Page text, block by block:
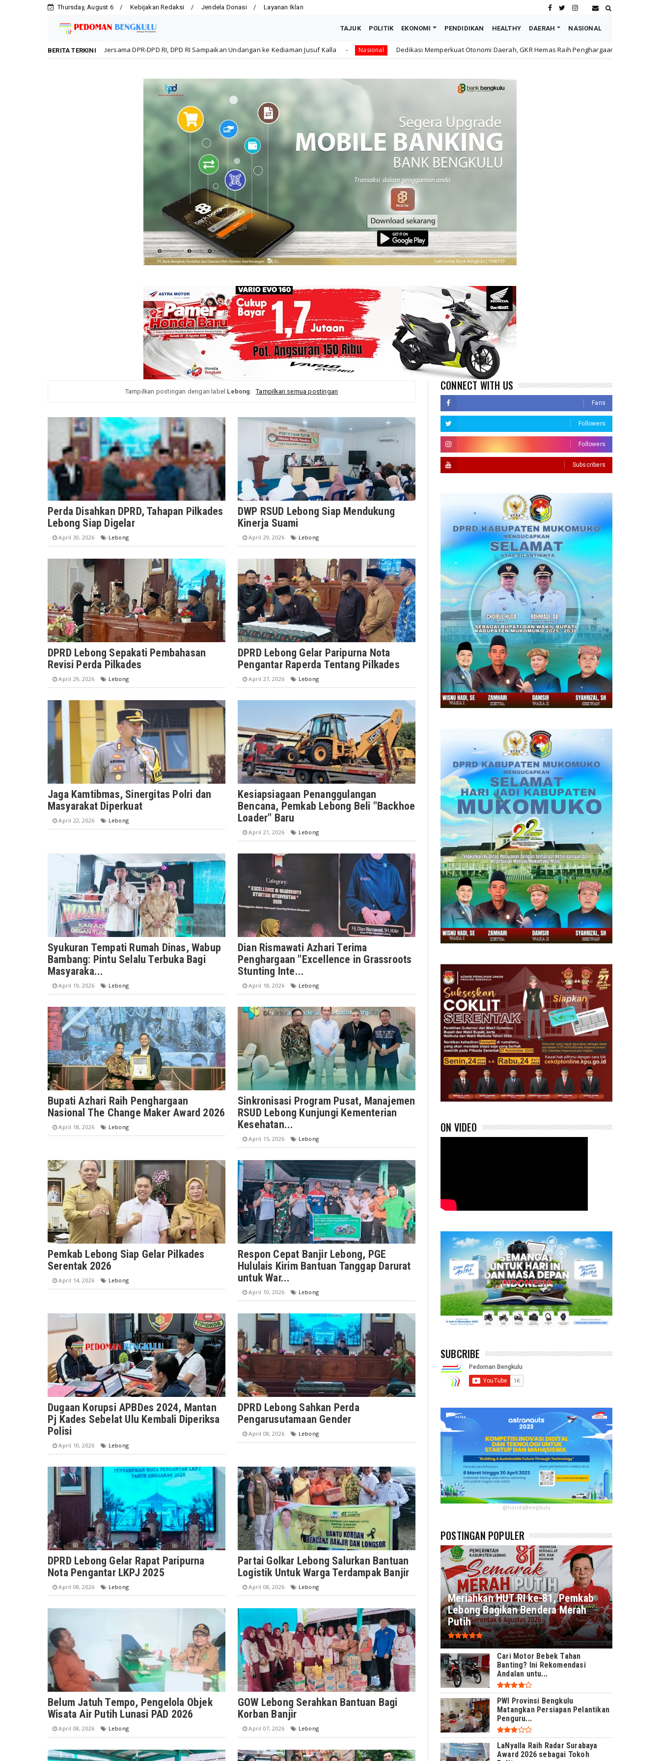
Thursday, August 6 Kebijakan Redaksi Jendela Donasi Layanan Iklan
TAJUK POLITIK EKONOMI PENDIDIKAN HEALTHY DAERAH NASIONAL
BERITA TERKINI
DPR-DPD RI, DPD RI Sampaikan Undangan ke Kediaman Jusuf Kalla Nasional Dedikasi Memperkuat Otonomi Daerah, GKR Hemas Raih Penghargaan Dwipantara Wira Anugerah honda
Tampilkan postingan dengan label Lebong . Tampilkan semua postingan
Perda Disahkan DPRD, Tahapan Pilkades
Lebong Siap Digelar
April 30, 2026 Lebong
DWP RSUD Lebong Siap Mendukung
Kinerja Suami
April 29, 2026 Lebong
DPRD Lebong Sepakati Pembahasan
Revisi Perda Pilkades
April 29, 2026 Lebong
DPRD Lebong Gelar Paripurna Nota
Pengantar Raperda Tentang Pilkades
April 27, 2026 Lebong
Jaga Kamtibmas, Sinergitas Polri dan
Masyarakat Diperkuat
April 22, 2026 Lebong
Kesiapsiagaan Penanggulangan
Bencana, Pemkab Lebong Beli "Backhoe
Loader" Baru
April 21, 2026 Lebong
Syukuran Tempati Rumah Dinas, Wabup
Bambang: Pintu Selalu Terbuka Bagi
Masyaraka...
April 19, 2026 Lebong
Dian Rismawati Azhari Terima
Penghargaan "Excellence in Grassroots
Stunting Inte...
April 18, 2026 Lebong
Bupati Azhari Raih Penghargaan
Nasional The Change Maker Award 2026
April 18, 2026 Lebong
Sinkronisasi Program Pusat, Manajemen
RSUD Lebong Kunjungi Kementerian
Kesehatan...
April 15, 2026 Lebong
Pemkab Lebong Siap Gelar Pilkades
Serentak 2026
April 14, 2026 Lebong
Respon Cepat Banjir Lebong, PGE
Hululais Kirim Bantuan Tanggap Darurat
untuk War...
April 10, 2026 Lebong
Dugaan Korupsi APBDes 2024, Mantan
Pj Kades Sebelat Ulu Kembali Diperiksa
Polisi
April 10, 2026 Lebong
DPRD Lebong Sahkan Perda
Pengarusutamaan Gender
April 08, 2026 Lebong
DPRD Lebong Gelar Rapat Paripurna
Nota Pengantar LKPJ 2025
April 08, 2026 Lebong
Partai Golkar Lebong Salurkan Bantuan
Logistik Untuk Warga Terdampak Banjir
April 08, 2026 Lebong
Belum Jatuh Tempo, Pengelola Objek
Wisata Air Putih Lunasi PAD 2026
April 08, 2026 Lebong
GOW Lebong Serahkan Bantuan Bagi
Korban Banjir
April 07, 2026 Lebong
CONNECT WITH US
Fans
Followers
Followers
Subscribers
ON VIDEO
SUBCRIBE
@hondaBengkulu
POSTINGAN POPULER
Meriahkan HUT RI ke-81, Pemkab
Lebong Bagikan Bendera Merah
Putih
Cari Motor Bebek Tahan
Banting? Ini Rekomendasi
Andalan untu...
PWI Provinsi Bengkulu
Matangkan Persiapan Pelantikan
Penguru...
LaNyalla Raih Radar Surabaya
Award 2026 sebagai Tokoh